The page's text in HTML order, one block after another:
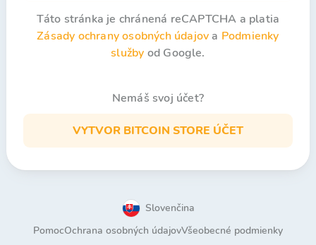
Táto stránka je chránená reCAPTCHA a platia
Zásady ochrany osobných údajova Podmienky
služby od Google.
Nemáš svoj účet?
VYTVOR BITCOIN STORE ÚČET
Slovenčina
PomocOchrana osobných údajovVšeobecné podmienky